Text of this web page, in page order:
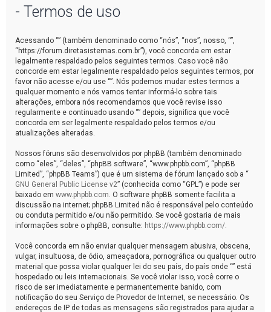
- Termos de uso
Acessando “” (também denominado como “nós”, “nos”, nosso, “”,
“https://forum.diretasistemas.com.br”), você concorda em estar
legalmente respaldado pelos seguintes termos. Caso você não
concorde em estar legalmente respaldado pelos seguintes termos, por
favor não acesse e/ou use “”. Nós podemos mudar estes termos a
qualquer momento e nós vamos tentar informá-lo sobre tais
alterações, embora nós recomendamos que você revise isso
regularmente e continuado usando “” depois, significa que você
concorda em ser legalmente respaldado pelos termos e/ou
atualizações alteradas.
Nossos fóruns são desenvolvidos por phpBB (também denominado
como “eles”, “deles”, “phpBB software”, “www.phpbb.com”, “phpBB
Limited”, “phpBB Teams”) que é um sistema de fórum lançado sob a “
GNU General Public License v2” (conhecida como “GPL”) e pode ser
baixado em www.phpbb.com . O software phpBB somente facilita a
discussão na internet; phpBB Limited não é responsável pelo conteúdo
ou conduta permitido e/ou não permitido. Se você gostaria de mais
informações sobre o phpBB, consulte: https://www.phpbb.com/
Você concorda em não enviar qualquer mensagem abusiva, obscena,
vulgar, insultuosa, de ódio, ameaçadora, pornográfica ou qualquer outro
material que possa violar qualquer lei do seu país, do país onde “” está
hospedado ou leis internacionais. Se você violar isso, você corre o
risco de ser imediatamente e permanentemente banido, com
notificação do seu Serviço de Provedor de Internet, se necessário. Os
endereços de IP de todas as mensagens são registrados para ajudar a